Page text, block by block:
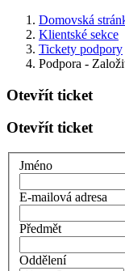
Domovská
Klientské sekce
Tickety podpory
Podpora -
Otevřít ticket
Otevřít ticket
Jméno
E-mailová adresa
Předmět
Oddělení